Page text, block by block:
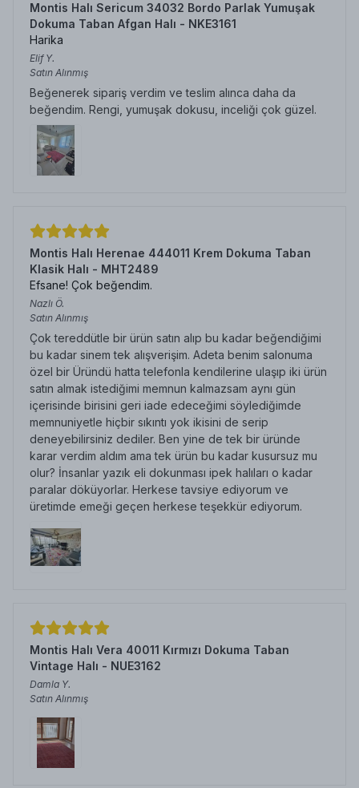
Montis Halı Sericum 34032 Bordo Parlak Yumuşak
Dokuma Taban Afgan Halı - NKE3161
Harika
Elif Y.
Satın Alınmış
Beğenerek sipariş verdim ve teslim alınca daha da
beğendim. Rengi, yumuşak dokusu, inceliği çok güzel.
Montis Halı Herenae 444011 Krem Dokuma Taban
Klasik Halı - MHT2489
Efsane! Çok beğendim.
Nazlı Ö.
Satın Alınmış
Çok tereddütle bir ürün satın alıp bu kadar beğendiğimi
bu kadar sinem tek alışverişim. Adeta benim salonuma
özel bir Üründü hatta telefonla kendilerine ulaşıp iki ürün
satın almak istediğimi memnun kalmazsam aynı gün
içerisinde birisini geri iade edeceğimi söylediğimde
memnuniyetle hiçbir sıkıntı yok ikisini de serip
deneyebilirsiniz dediler. Ben yine de tek bir üründe
karar verdim aldım ama tek ürün bu kadar kusursuz mu
olur? İnsanlar yazık eli dokunması ipek halıları o kadar
paralar döküyorlar. Herkese tavsiye ediyorum ve
üretimde emeği geçen herkese teşekkür ediyorum.
Montis Halı Vera 40011 Kırmızı Dokuma Taban
Vintage Halı - NUE3162
Damla Y.
Satın Alınmış